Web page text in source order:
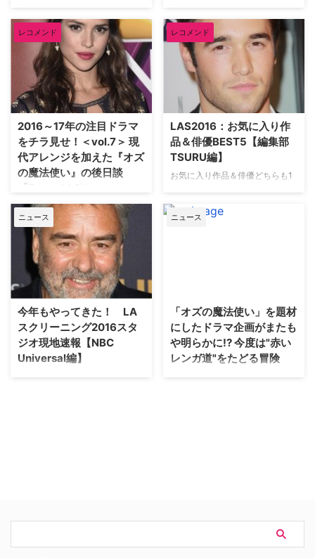
ル』『インモータルズ -神々の戦
い-』のターセム・シン監督に魔
法をかけられ、不気味なほど美し
い新たな物語に生まれ変わった
『エメラルドシティ』。物語も映
像も、その全てがスケールアッ
プ。ドロシーと共に未知なる世界
クルファンタジーが、H…
『オズの魔法使い』という作品。
おそらく誰もが一度は耳にしたこ
とがあるタイトルだが、その有名
な作品のリブート版として年明け
から始まった新番組が『Emerald
City（原題）』だ。 同作は、奇
才ターセム・シン監督（『ザ・セ
ル』『白雪姫と鏡の女王』）がシ
ーズン1の全10話を手がけるだけ
あり、監督が得意とするダークで
ミステ…
レコメンド
2016～17年の注目ドラマ
をチラ見せ！＜vol.7＞ 現
代アレンジを加えた『オズ
の魔法使い』の後日談
『Emerald City』
2016～2017年シーズンに始まる
注目ドラマの予告編をお届けする
連載。7回目の今回は、『オズの
魔法使い』の後日談として、ベス
トセラー小説にもなっている作品
のTVシリーズ化『Emerald
City』。 （本記事は、同シリー
ズのネタばれとなる記述、映像を
含みますのでご注意ください）
【関連記事】20…
レコメンド
LAS2016：お気に入り作
品＆俳優BEST5【編集部
TSURU編】
お気に入り作品＆俳優どちらも1
Time』のジョシュ・ボウマン ■
お気に入り作品BEST5 1.Time
ニュース
今年もやってきた！ LA
スクリーニング2016スタ
ジオ現地速報【NBC
Universal編】
米ロサンゼルスにて、5月23日
ニュース
「オズの魔法使い」を題材
にしたドラマ企画がまたも
や明らかに!? 今度は"赤い
レンガ道"をたどる冒険
ジュディ・ガーランド主演のミュ